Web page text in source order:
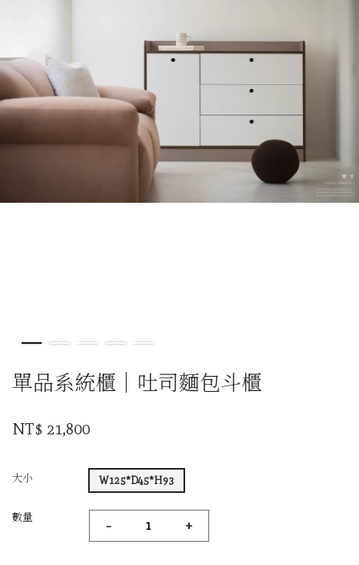
單品系統櫃｜吐司麵包斗櫃
NT$ 21,800
大小 W125*D45*H93
數量 - +